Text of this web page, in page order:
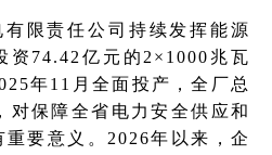
限责任公司持续发挥能源
资74.42亿元的2×1000兆瓦
年11月全面投产，全厂总
对保障全省电力安全供应和
要意义。2026年以来，企